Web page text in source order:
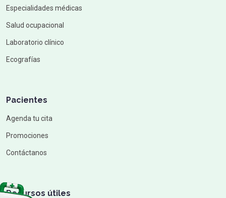
Especialidades médicas
Salud ocupacional
Laboratorio clínico
Ecografías
Pacientes
Agenda tu cita
Promociones
Contáctanos
Recursos útiles